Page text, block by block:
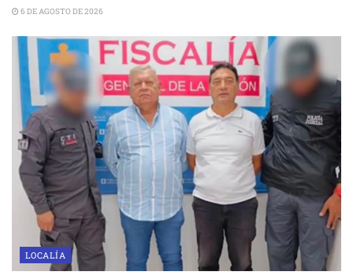
6 DE AGOSTO DE 2026
LOCALÍA